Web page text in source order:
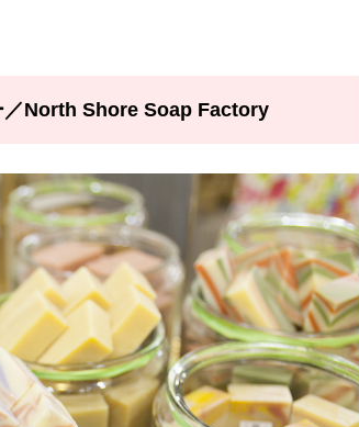
／North Shore Soap Factory